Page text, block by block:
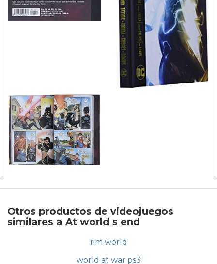
Otros productos de videojuegos
similares a At world s end
rim world
world at war ps3